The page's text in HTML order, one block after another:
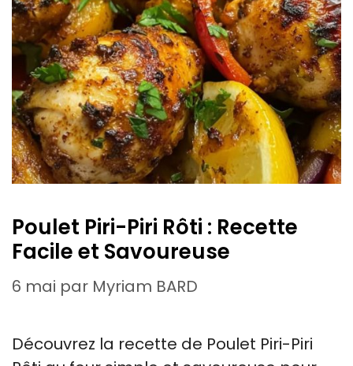
Poulet Piri-Piri Rôti : Recette
Facile et Savoureuse
6 mai par Myriam BARD
Découvrez la recette de Poulet Piri-Piri